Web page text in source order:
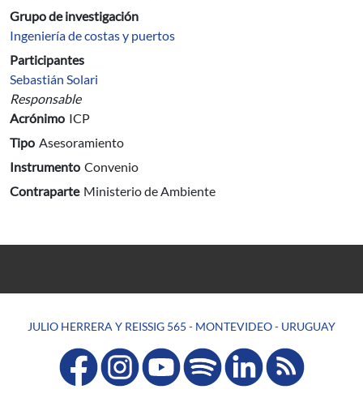
Grupo de investigación
Ingeniería de costas y puertos
Participantes
Sebastián Solari
Responsable
Acrónimo ICP
Tipo Asesoramiento
Instrumento Convenio
Contraparte Ministerio de Ambiente
JULIO HERRERA Y REISSIG 565 - MONTEVIDEO - URUGUAY